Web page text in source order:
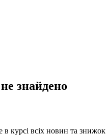
знайдено
в курсі всіх новин та знижок